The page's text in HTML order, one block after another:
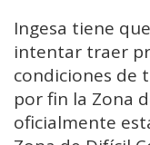
Ingesa tiene
intentar traer
condiciones de
por fin la Zona
oficialmente